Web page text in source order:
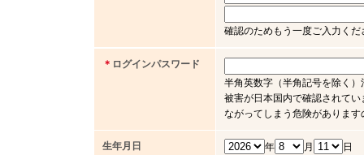
確認のためもう一度ご入力くだ
＊ ログインパスワード
半角英数字（半角記号を除く
被害が日本国内で確認されて
ながってしまう危険がありま
生年月日 年 月 日